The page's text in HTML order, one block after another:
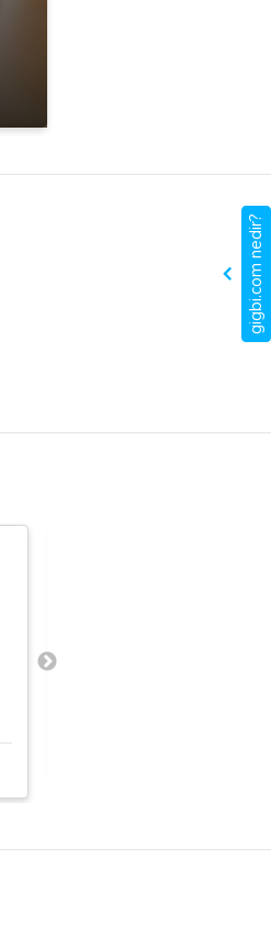
gigbi.com nedir?